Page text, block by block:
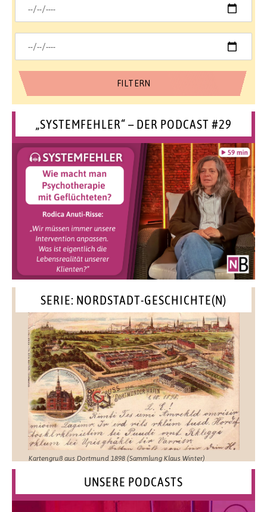
„SYSTEMFEHLER“ – DER PODCAST #29
SERIE: NORDSTADT-GESCHICHTE(N)
Kartengruß aus Dortmund 1898 (Sammlung Klaus Winter)
UNSERE PODCASTS